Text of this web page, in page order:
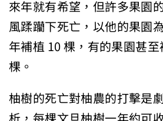
來年就有希望，但許多果園
風蹂躪下死亡，以他的果園
年補植 10 棵，有的果園甚
棵。
柚樹的死亡對柚農的打擊是